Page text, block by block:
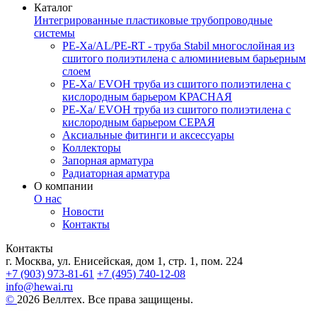
Каталог
Интегрированные пластиковые трубопроводные
системы
PE-Xa/AL/PE-RT - труба Stabil многослойная из
сшитого полиэтилена с алюминиевым барьерным
слоем
PE-Xa/ EVOH труба из сшитого полиэтилена с
кислородным барьером КРАСНАЯ
PE-Xa/ EVOH труба из сшитого полиэтилена с
кислородным барьером СЕРАЯ
Аксиальные фитинги и аксессуары
Коллекторы
Запорная арматура
Радиаторная арматура
О компании
О нас
Новости
Контакты
Контакты
г. Москва, ул. Енисейская, дом 1, стр. 1, пом. 224
+7 (903) 973-81-61 +7 (495) 740-12-08
info@hewai.ru
© 2026 Веллтех. Все права защищены.